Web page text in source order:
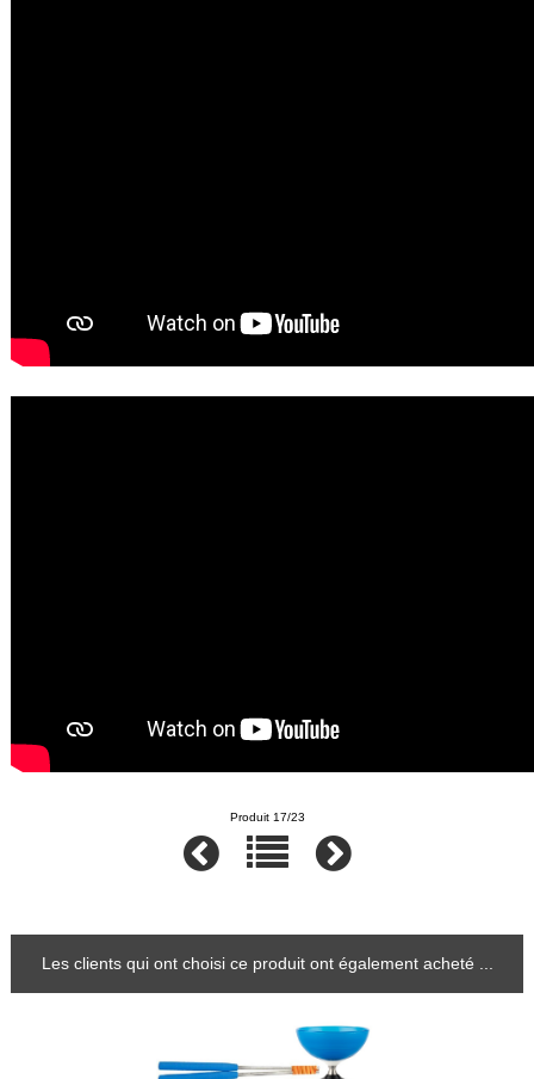
Produit 17/23
Les clients qui ont choisi ce produit ont également acheté ...